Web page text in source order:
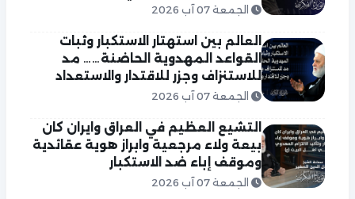
الجمعة 07 آب 2026
العالم بين استهتار الاستكبار وثبات
القواعد المهدوية الحاضنة…… مد
للاستنزاف وجزر للاقتدار والاستعداد
الجمعة 07 آب 2026
التشيع العظيم في العراق وايران كان
بيعة ولاء مرجعية وابراز هوية عقائدية
وموقف إباء ضد الاستكبار
الجمعة 07 آب 2026